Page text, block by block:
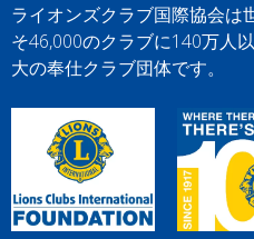
ライオンズクラブ国際協会は
そ46,000のクラブに140万人
大の奉仕クラブ団体です。